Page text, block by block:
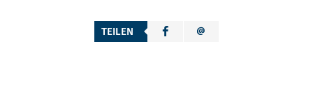
TEILEN